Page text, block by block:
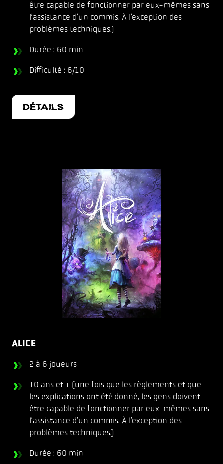
être capable de fonctionner par eux-mêmes sans
l’assistance d’un commis. À l’exception des
problèmes techniques.)
Durée : 60 min
Difficulté : 6/10
DÉTAILS
ALICE
2 à 6 joueurs
10 ans et + (une fois que les règlements et que
les explications ont été donné, les gens doivent
être capable de fonctionner par eux-mêmes sans
l’assistance d’un commis. À l’exception des
problèmes techniques.)
Durée : 60 min